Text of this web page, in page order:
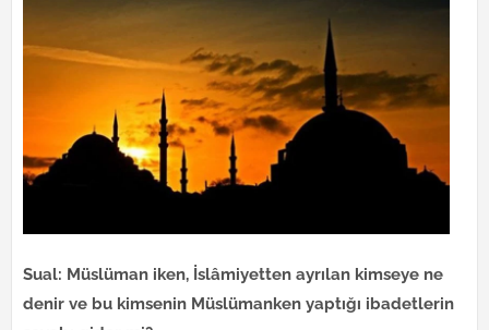
Sual: Müslüman iken, İslâmiyetten ayrılan kimseye ne
denir ve bu kimsenin Müslümanken yaptığı ibadetlerin